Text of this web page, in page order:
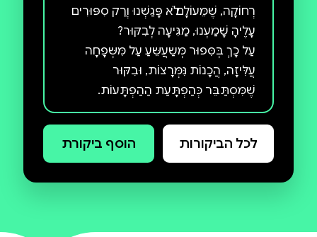
רְחוֹקָה, שֶׁמֵּעוֹלָם לֹא פָּגַשְׁנוּ וְרַק סִפּוּרִים
עַל כָךְ בְּסִּפוּר מְּשַעֲשֵּעַ עַל מִּשְּפָחָה
עֲלִּיזָה, הֲכָנוֹת נִּמְּרָצוֹת, וּבִקּוּר
לכל הביקורות הוסף ביקורת